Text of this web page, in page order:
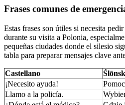
Frases comunes de
Estas frases son útiles si necesita
durante su visita a Polonia,
pequeñas ciudades donde el silesio
tabla para preparar mensajes clave
Castellano
¡Necesito ayuda!
Llamo a la policía.